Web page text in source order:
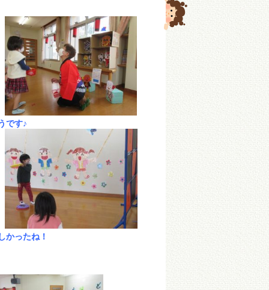
です♪
かったね！